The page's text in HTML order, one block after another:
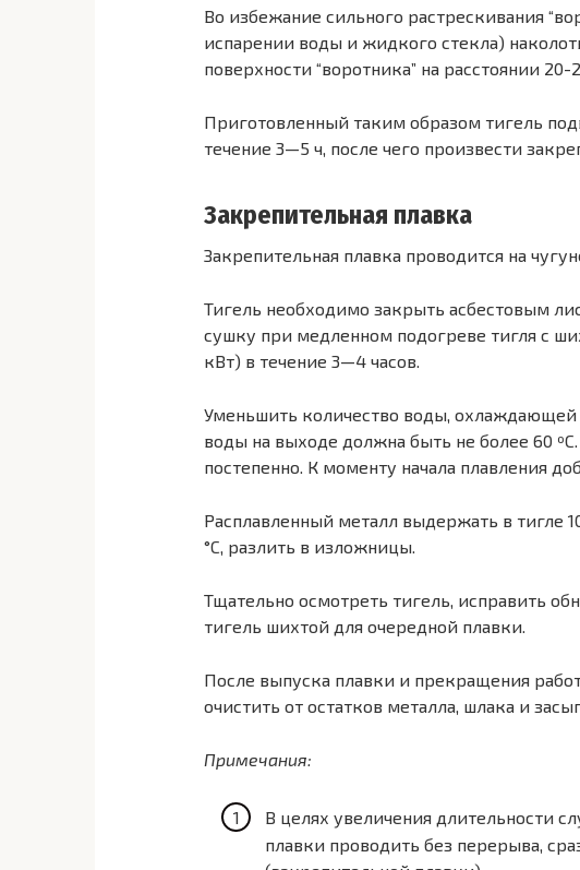
Во избежание сильного растрескивания
испарении воды и жидкого стекла)
поверхности “воротника” на расстоянии 20-
Приготовленный таким образом тигель
течение 3—5 ч, после чего произвести
Закрепительная плавка
Закрепительная плавка проводится на
Тигель необходимо закрыть асбестовым
сушку при медленном подогреве тигля с
кВт) в течение 3—4 часов.
Уменьшить количество воды, охлаждающей
воды на выходе должна быть не более 60
постепенно. К моменту начала плавления
Расплавленный металл выдержать в тигле
°С, разлить в изложницы.
Тщательно осмотреть тигель, исправить
тигель шихтой для очередной плавки.
После выпуска плавки и прекращения
очистить от остатков металла, шлака и
Примечания:
В целях увеличения длительности
плавки проводить без перерыва,